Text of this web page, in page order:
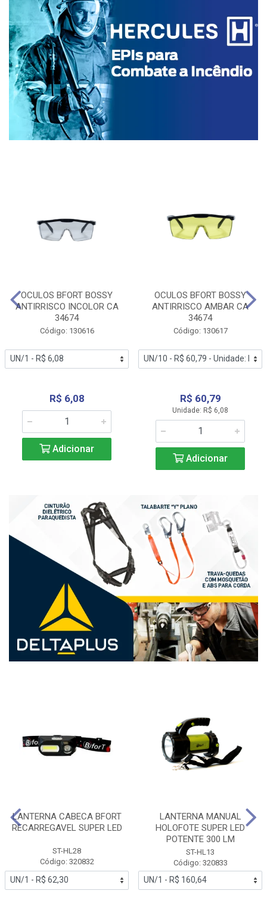
OCULOS BFORT BOSSY
ANTIRRISCO INCOLOR CA
34674
Código: 130616
R$ 6,08
Adicionar
OCULOS BFORT BOSSY
ANTIRRISCO AMBAR CA
34674
Código: 130617
R$ 60,79
Unidade: R$ 6,08
Adicionar
LANTERNA CABECA BFORT
RECARREGAVEL SUPER LED
ST-HL28
Código: 320832
LANTERNA MANUAL
HOLOFOTE SUPER LED
POTENTE 300 LM
ST-HL13
Código: 320833